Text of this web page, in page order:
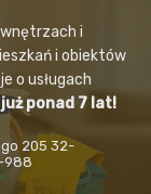
i
i obiektów
o usługach
ponad 7 lat!
205 32-
988